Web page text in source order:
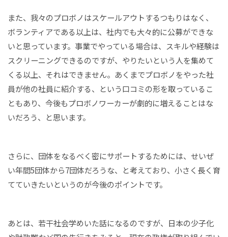
また、我々のプロボノはスケールアウトするつもりはなく、
ボランティアである以上は、社内でも大々的に公募ができな
いと思っています。事業でやっている場合は、スキルや経験は
スクリーニングできるのですが、やりたいという人を集めて
くる以上、それはできません。あくまでプロボノをやった社
員が他の社員に紹介する、という口コミの形を取っているこ
ともあり、今後もプロボノワーカーが劇的に増えることはな
いだろう、と思います。
さらに、団体をなるべく密にサポートするためには、せいぜ
い年間5団体から7団体だろうな、と考えており、小さく長く育
てていきたいというのが今後のポイントです。
あとは、若干社会学めいた話になるのですが、日本の少子化